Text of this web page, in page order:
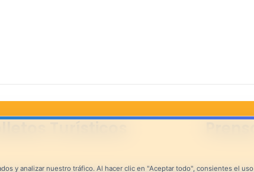
y analizar nuestro tráfico. Al hacer clic en "Aceptar todo", consientes el uso